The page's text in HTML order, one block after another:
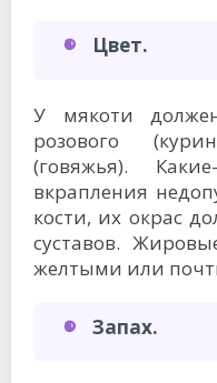
Цвет.
У мякоти
розового
(говяжья).
вкрапления
кости, их окрас
суставов.
желтыми или
Запах.